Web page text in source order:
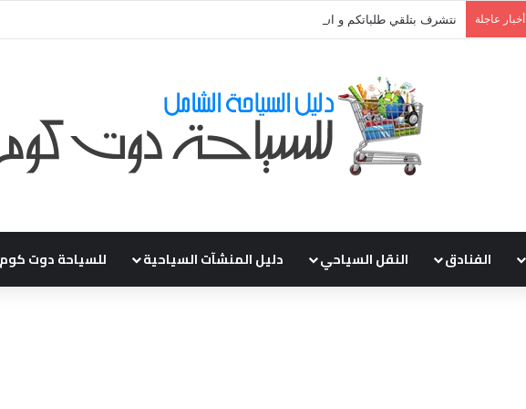
أخبار عاجلة نتشرف بتلقي طلباتكم و استفسارتكم ... لو عندك سؤال او استفسار ماتدرددش فى طلب
الفنادق النقل السياحي دليل المنشآت السياحية للسياحة دوت كوم